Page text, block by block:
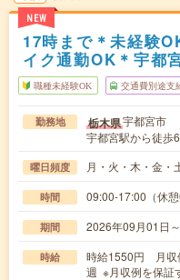
NEW
17時まで＊未経験
イク通勤OK＊宇都
職種未経験OK 交通費別途支
勤務地 栃木県宇都宮市
宇都宮駅から徒歩
曜日頻度 月・火・木・金・
時間 09:00-17:00（休
期間 2026年09月01日
時給
時給1550円 月収
週 ※月収例を保証